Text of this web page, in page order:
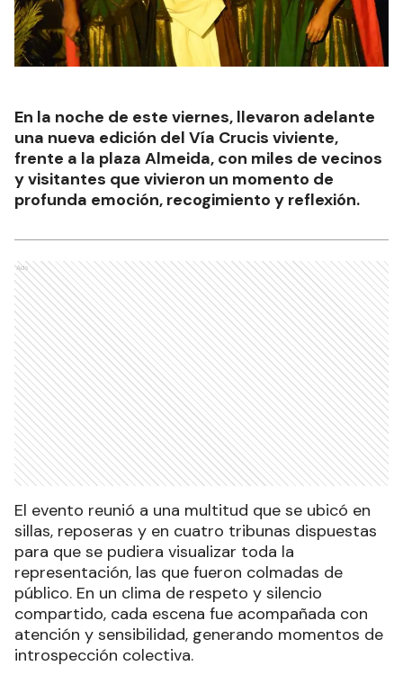
En la noche de este viernes, llevaron adelante
una nueva edición del Vía Crucis viviente,
frente a la plaza Almeida, con miles de vecinos
y visitantes que vivieron un momento de
profunda emoción, recogimiento y reflexión.
Ads
El evento reunió a una multitud que se ubicó en
sillas, reposeras y en cuatro tribunas dispuestas
para que se pudiera visualizar toda la
representación, las que fueron colmadas de
público. En un clima de respeto y silencio
compartido, cada escena fue acompañada con
atención y sensibilidad, generando momentos de
introspección colectiva.